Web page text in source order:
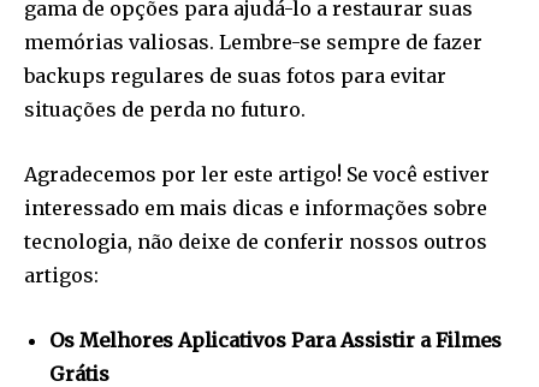
gama de opções para ajudá-lo a restaurar suas
memórias valiosas. Lembre-se sempre de fazer
backups regulares de suas fotos para evitar
situações de perda no futuro.
Agradecemos por ler este artigo! Se você estiver
interessado em mais dicas e informações sobre
tecnologia, não deixe de conferir nossos outros
artigos:
Os Melhores Aplicativos Para Assistir a Filmes
Grátis